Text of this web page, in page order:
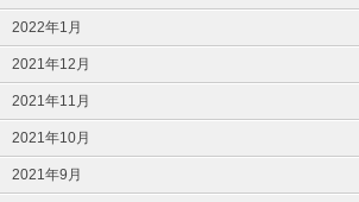
2022年1月
2021年12月
2021年11月
2021年10月
2021年9月